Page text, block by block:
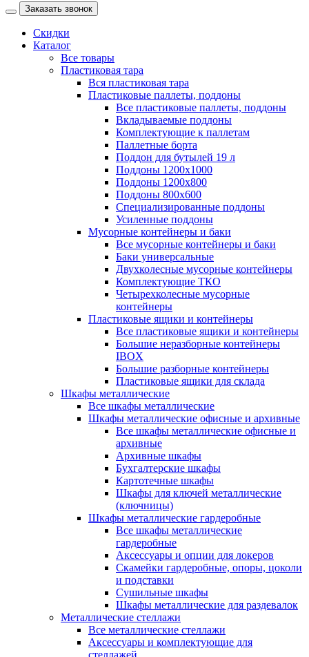
Заказать звонок
Скидки
Каталог
Все товары
Пластиковая тара
Вся пластиковая тара
Пластиковые паллеты, поддоны
Все пластиковые паллеты, поддоны
Вкладываемые поддоны
Комплектующие к паллетам
Паллетные борта
Поддон для бутылей 19 л
Поддоны 1200х1000
Поддоны 1200х800
Поддоны 800х600
Специализированные поддоны
Усиленные поддоны
Мусорные контейнеры и баки
Все мусорные контейнеры и баки
Баки универсальные
Двухколесные мусорные контейнеры
Комплектующие ТКО
Четырехколесные мусорные
контейнеры
Пластиковые ящики и контейнеры
Все пластиковые ящики и контейнеры
Большие неразборные контейнеры
IBOX
Большие разборные контейнеры
Пластиковые ящики для склада
Шкафы металлические
Все шкафы металлические
Шкафы металлические офисные и архивные
Все шкафы металлические офисные и
архивные
Архивные шкафы
Бухгалтерские шкафы
Картотечные шкафы
Шкафы для ключей металлические
(ключницы)
Шкафы металлические гардеробные
Все шкафы металлические
гардеробные
Аксессуары и опции для локеров
Скамейки гардеробные, опоры, цоколи
и подставки
Сушильные шкафы
Шкафы металлические для раздевалок
Металлические стеллажи
Все металлические стеллажи
Аксессуары и комплектующие для
стеллажей